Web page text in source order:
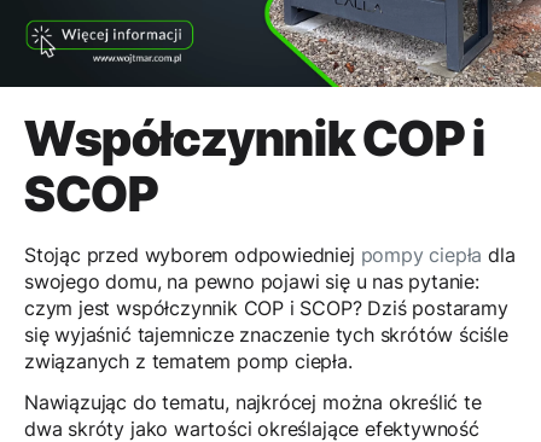
Współczynnik COP i
SCOP
Stojąc przed wyborem odpowiedniej pompy ciepła dla
swojego domu, na pewno pojawi się u nas pytanie:
czym jest współczynnik COP i SCOP? Dziś postaramy
się wyjaśnić tajemnicze znaczenie tych skrótów ściśle
związanych z tematem pomp ciepła.
Nawiązując do tematu, najkrócej można określić te
dwa skróty jako wartości określające efektywność